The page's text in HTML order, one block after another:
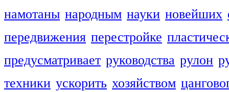
намотаны народным науки новейших
передвижения перестройке
предусматривает руководства рулон
техники ускорить хозяйством